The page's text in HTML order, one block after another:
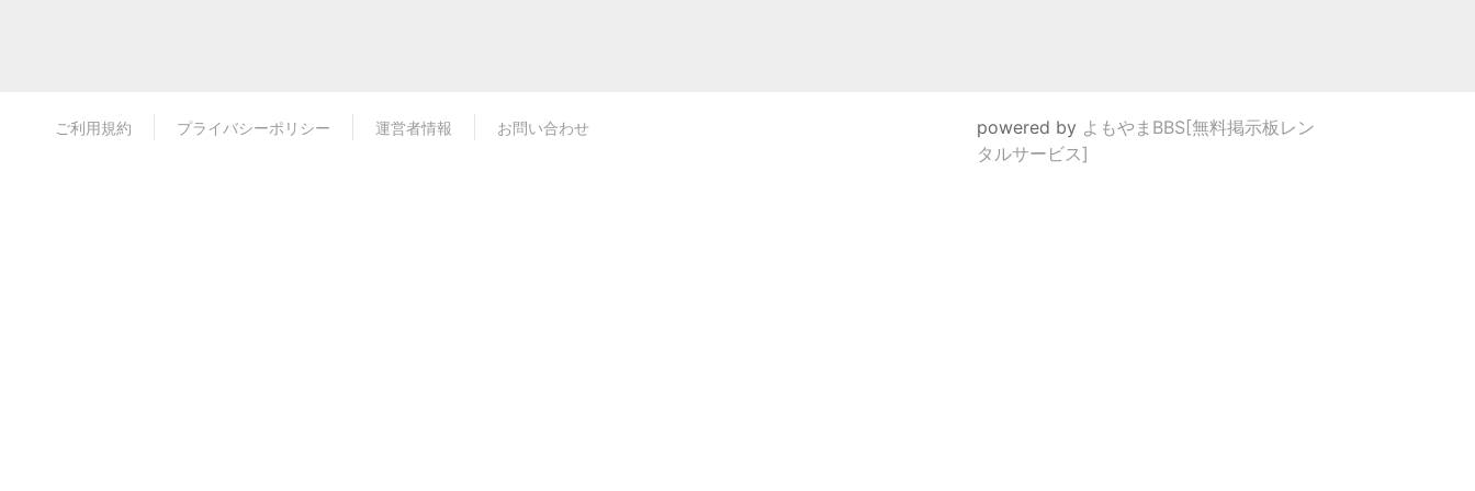
ご利用規約 プライバシーポリシー 運営者情報 お問い合わせ powered by よもやまBBS[無料掲示板レン
タルサービス]